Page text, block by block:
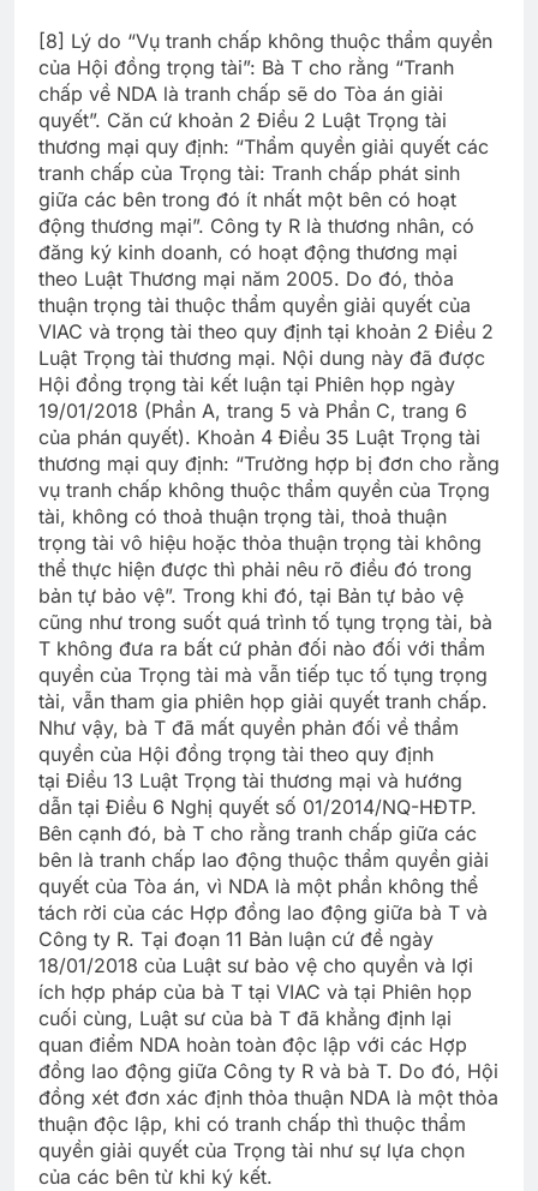
[8] Lý do “Vụ tranh chấp không thuộc thẩm quyền
của Hội đồng trọng tài”: Bà T cho rằng “Tranh
chấp về NDA là tranh chấp sẽ do Tòa án giải
quyết”. Căn cứ khoản 2 Điều 2 Luật Trọng tài
thương mại quy định: “Thẩm quyền giải quyết các
tranh chấp của Trọng tài: Tranh chấp phát sinh
giữa các bên trong đó ít nhất một bên có hoạt
động thương mại”. Công ty R là thương nhân, có
đăng ký kinh doanh, có hoạt động thương mại
theo Luật Thương mại năm 2005. Do đó, thỏa
thuận trọng tài thuộc thẩm quyền giải quyết của
VIAC và trọng tài theo quy định tại khoản 2 Điều 2
Luật Trọng tài thương mại. Nội dung này đã được
Hội đồng trọng tài kết luận tại Phiên họp ngày
19/01/2018 (Phần A, trang 5 và Phần C, trang 6
của phán quyết). Khoản 4 Điều 35 Luật Trọng tài
thương mại quy định: “Trường hợp bị đơn cho rằng
vụ tranh chấp không thuộc thẩm quyền của Trọng
tài, không có thoả thuận trọng tài, thoả thuận
trọng tài vô hiệu hoặc thỏa thuận trọng tài không
thể thực hiện được thì phải nêu rõ điều đó trong
bản tự bảo vệ”. Trong khi đó, tại Bản tự bảo vệ
cũng như trong suốt quá trình tố tụng trọng tài, bà
T không đưa ra bất cứ phản đối nào đối với thẩm
quyền của Trọng tài mà vẫn tiếp tục tố tụng trọng
tài, vẫn tham gia phiên họp giải quyết tranh chấp.
Như vậy, bà T đã mất quyền phản đối về thẩm
quyền của Hội đồng trọng tài theo quy định
tại Điều 13 Luật Trọng tài thương mại và hướng
dẫn tại Điều 6 Nghị quyết số 01/2014/NQ-HĐTP.
Bên cạnh đó, bà T cho rằng tranh chấp giữa các
bên là tranh chấp lao động thuộc thẩm quyền giải
quyết của Tòa án, vì NDA là một phần không thể
tách rời của các Hợp đồng lao động giữa bà T và
Công ty R. Tại đoạn 11 Bản luận cứ đề ngày
18/01/2018 của Luật sư bảo vệ cho quyền và lợi
ích hợp pháp của bà T tại VIAC và tại Phiên họp
cuối cùng, Luật sư của bà T đã khẳng định lại
quan điểm NDA hoàn toàn độc lập với các Hợp
đồng lao động giữa Công ty R và bà T. Do đó, Hội
đồng xét đơn xác định thỏa thuận NDA là một thỏa
thuận độc lập, khi có tranh chấp thì thuộc thẩm
quyền giải quyết của Trọng tài như sự lựa chọn
của các bên từ khi ký kết.